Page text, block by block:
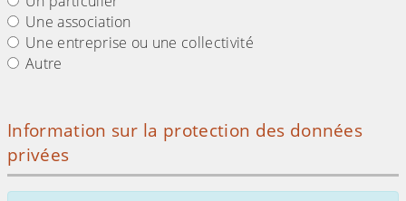
Une association
Une entreprise ou une collectivité
Autre
Information sur la protection des données
privées